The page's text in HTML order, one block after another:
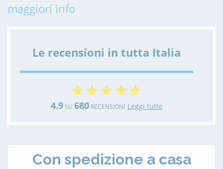
maggiori info
Le recensioni in tutta Italia
4.9SU 680RECENSIONI Leggi tutte
Con spedizione a casa